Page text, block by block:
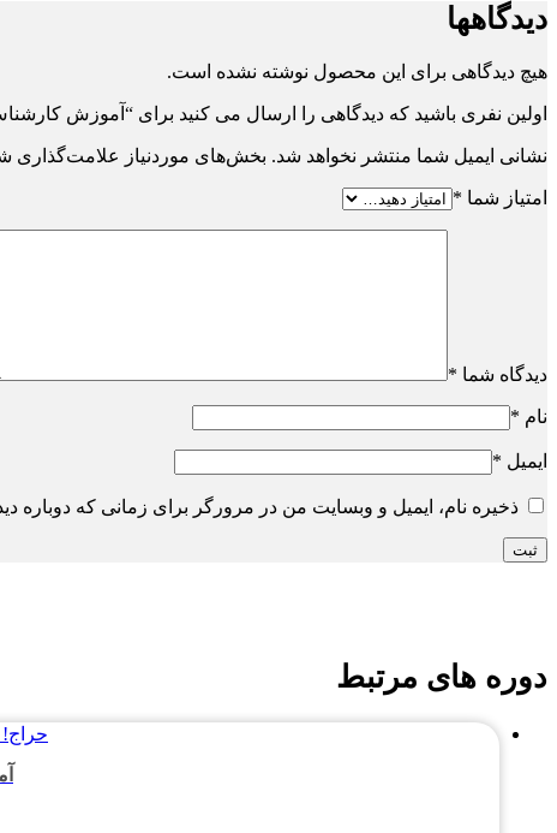
دیدگاهها
هیچ دیدگاهی برای این محصول نوشته نشده است.
اولین نفری باشید که دیدگاهی را ارسال می کنید برای “آموزش
نشانی ایمیل شما منتشر نخواهد شد. بخش‌های موردنیاز علامت‌گذاری
امتیاز شما *
دیدگاه شما *
نام *
ایمیل *
ذخیره نام، ایمیل و وبسایت من در مرورگر برای زمانی که دوباره
دوره های مرتبط
حراج!